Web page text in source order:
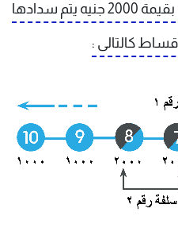
حصل على سلفه أخرى بقيمة 2000 جنيه يتم سدادها
كالتالى :